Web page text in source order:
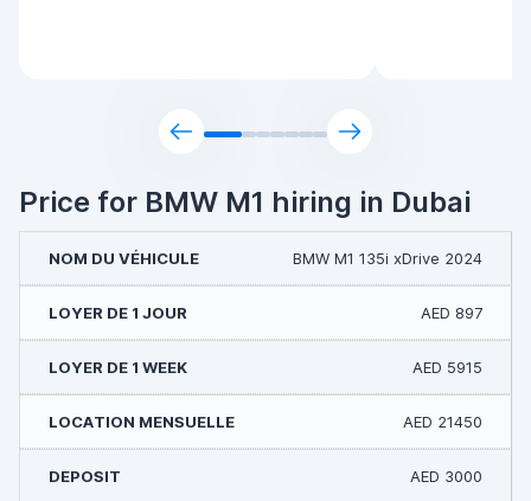
Price for BMW M1 hiring in Dubai
BMW M1 135i xDrive 2024
AED 897
AED 5915
AED 21450
AED 3000